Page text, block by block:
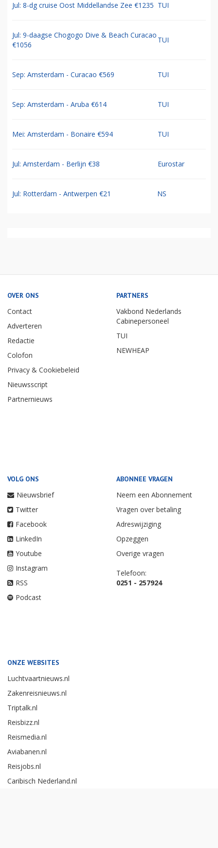
Jul: 8-dg cruise Oost Middellandse Zee €1235 TUI
Jul: 9-daagse Chogogo Dive & Beach Curacao
€1056
TUI
Sep: Amsterdam - Curacao €569 TUI
Sep: Amsterdam - Aruba €614 TUI
Mei: Amsterdam - Bonaire €594 TUI
Jul: Amsterdam - Berlijn €38 Eurostar
Jul: Rotterdam - Antwerpen €21 NS
OVER ONS
Contact
Adverteren
Redactie
Colofon
Privacy & Cookiebeleid
Nieuwsscript
Partnernieuws
PARTNERS
Vakbond Nederlands
Cabinepersoneel
TUI
NEWHEAP
VOLG ONS
Nieuwsbrief
Twitter
Facebook
LinkedIn
Youtube
Instagram
RSS
Podcast
ABONNEE VRAGEN
Neem een Abonnement
Vragen over betaling
Adreswijziging
Opzeggen
Overige vragen
Telefoon:
0251 - 257924
ONZE WEBSITES
Luchtvaartnieuws.nl
Zakenreisnieuws.nl
Triptalk.nl
Reisbizz.nl
Reismedia.nl
Aviabanen.nl
Reisjobs.nl
Caribisch Nederland.nl